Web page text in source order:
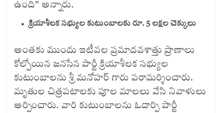
ఉంది” అన్నారు.
క్రియాశీలక సభ్యుల కుటుంబాలకు రూ. 5 లక్షల చెక్కులు
అంతకు ముందు ఇటీవల ప్రమాదవశాత్తు ప్రాణాలు
కోల్పోయిన జనసేన పార్టీ క్రియాశీలక సభ్యుల
కుటుంబాలను శ్రీ మనోహర్ గారు పరామర్శించారు.
మృతుల చిత్రపటాలకు పూల మాలలు వేసి నివాళులు
అర్పించారు. వారి కుటుంబాలను ఓదార్పి పార్టీ